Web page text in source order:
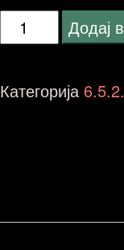
MSA
guitar
Додај
Категорија